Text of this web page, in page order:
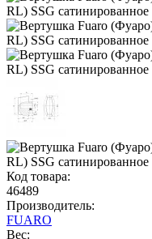
Код товара:
46489
Производитель:
FUARO
Вес: